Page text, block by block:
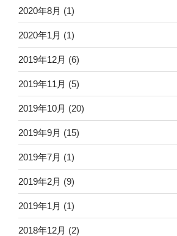
2020年8月 (1)
2020年1月 (1)
2019年12月 (6)
2019年11月 (5)
2019年10月 (20)
2019年9月 (15)
2019年7月 (1)
2019年2月 (9)
2019年1月 (1)
2018年12月 (2)